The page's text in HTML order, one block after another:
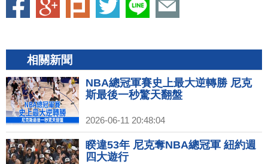
相關新聞
NBA總冠軍賽史上最大逆轉勝 尼克
斯最後一秒驚天翻盤
2026-06-11 20:48:04
睽違53年 尼克奪NBA總冠軍 紐約週
四大遊行